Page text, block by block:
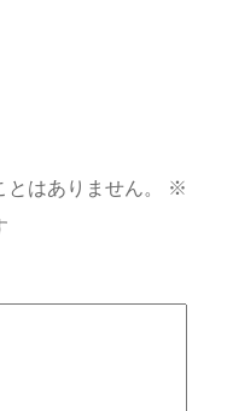
はありません。
※